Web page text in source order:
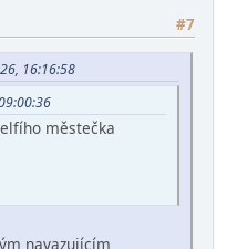
#7
16:16:58
městečka
navazujícím